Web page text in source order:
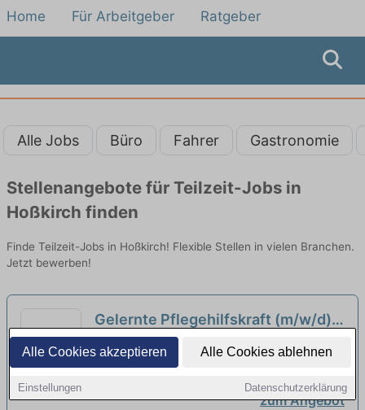
Alle Cookies akzeptieren Alle Cookies ablehnen
Einstellungen Datenschutzerklärung
Home Für Arbeitgeber Ratgeber
Alle Jobs Büro Fahrer Gastronomie
Stellenangebote für Teilzeit-Jobs in
Hoßkirch finden
Finde Teilzeit-Jobs in Hoßkirch! Flexible Stellen in vielen Branchen.
Jetzt bewerben!
Gelernte Pflegehilfskraft (m/w/d)
in Teilzeit (50%-80%) - Starten Sie
mit uns in eine gemeinsame
Belvita Seniorendomizil | Uhldingen-
Mühlhofen
zum Angebot